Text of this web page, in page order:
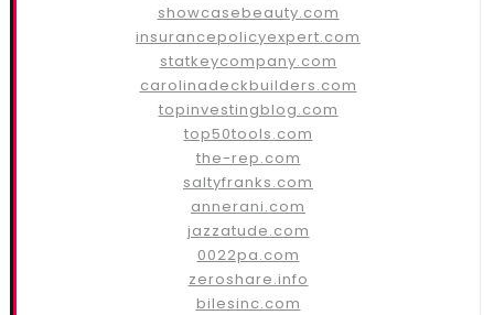
showcasebeauty.com
insurancepolicyexpert.com
statkeycompany.com
carolinadeckbuilders.com
topinvestingblog.com
top50tools.com
the-rep.com
saltyfranks.com
annerani.com
jazzatude.com
0022pa.com
zeroshare.info
bilesinc.com